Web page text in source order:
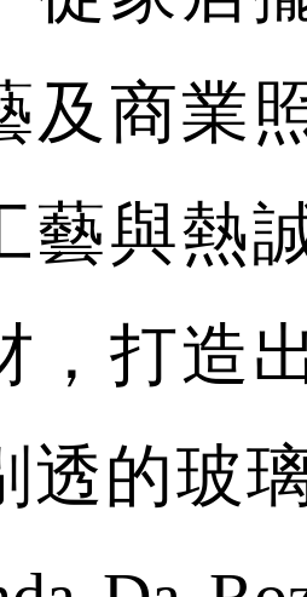
及商業
藝與熱
，打造
透的玻